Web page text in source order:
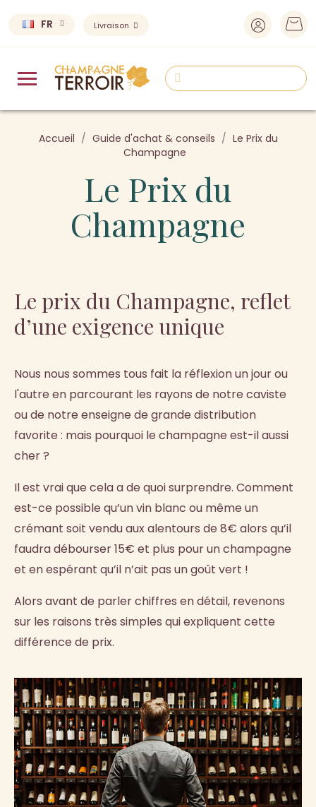
FR Livraison
Accueil Guide d'achat & conseils
Le Prix du
Champagne
Le Prix du
Champagne
Le prix du Champagne, reflet
d’une exigence unique
Nous nous sommes tous fait la réflexion un jour ou
l'autre en parcourant les rayons de notre caviste
ou de notre enseigne de grande distribution
favorite : mais pourquoi le champagne est-il aussi
cher ?
Il est vrai que cela a de quoi surprendre. Comment
est-ce possible qu’un vin blanc ou même un
crémant soit vendu aux alentours de 8€ alors qu’il
faudra débourser 15€ et plus pour un champagne
et en espérant qu’il n’ait pas un goût vert !
Alors avant de parler chiffres en détail, revenons
sur les raisons très simples qui expliquent cette
différence de prix.